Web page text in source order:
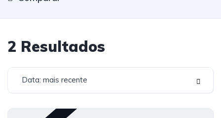
2 Resultados
Data: mais recente